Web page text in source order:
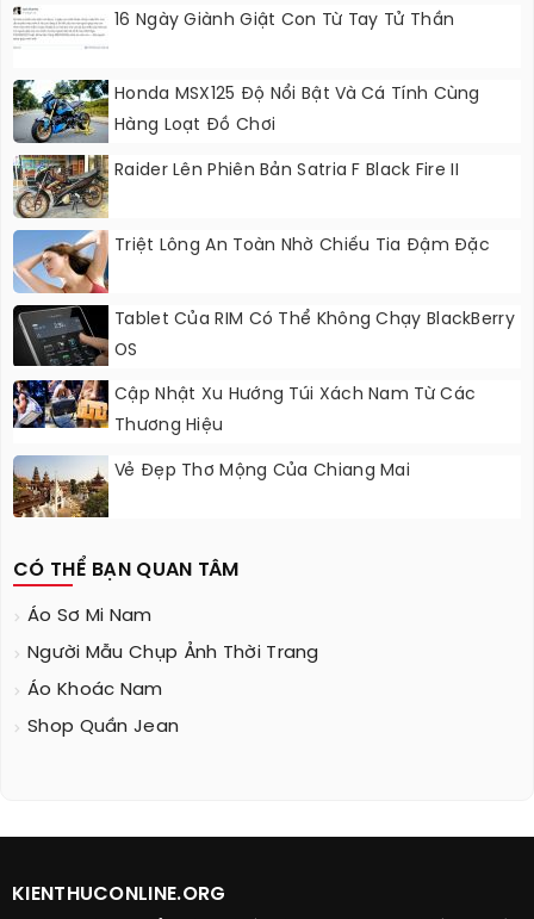
16 Ngày Giành Giật Con Từ Tay Tử Thần
Honda MSX125 Độ Nổi Bật Và Cá Tính Cùng
Hàng Loạt Đồ Chơi
Raider Lên Phiên Bản Satria F Black Fire II
Triệt Lông An Toàn Nhờ Chiếu Tia Đậm Đặc
Tablet Của RIM Có Thể Không Chạy BlackBerry
OS
Cập Nhật Xu Hướng Túi Xách Nam Từ Các
Thương Hiệu
Vẻ Đẹp Thơ Mộng Của Chiang Mai
CÓ THỂ BẠN QUAN TÂM
Áo Sơ Mi Nam
Người Mẫu Chụp Ảnh Thời Trang
Áo Khoác Nam
Shop Quần Jean
KIENTHUCONLINE.ORG